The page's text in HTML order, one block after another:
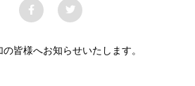
皆様へお知らせいたします。